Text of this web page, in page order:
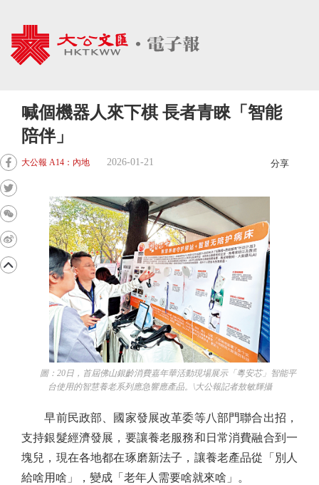
喊個機器人來下棋 長者青睞「智能
陪伴」
大公報 A14：內地 2026-01-21 分享
圖：20日，首屆佛山銀齡消費嘉年華活動現場展示「粵安芯」智能平
台使用的智慧養老系列應急響應產品。\大公報記者敖敏輝攝
早前民政部、國家發展改革委等八部門聯合出招，
支持銀髮經濟發展，要讓養老服務和日常消費融合到一
塊兒，現在各地都在琢磨新法子，讓養老產品從「別人
給啥用啥」，變成「老年人需要啥就來啥」。